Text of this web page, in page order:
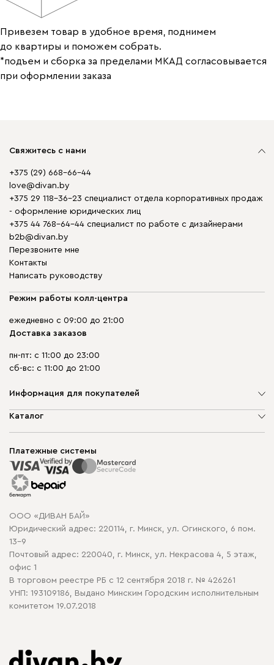
Привезем товар в удобное время, поднимем
до квартиры и поможем собрать.
*подъем и сборка за пределами МКАД согласовывается
при оформлении заказа
Свяжитесь с нами
+375 (29) 668-66-44
love@divan.by
+375 29 118-36-23 специалист отдела корпоративных продаж
- оформление юридических лиц
+375 44 768-64-44 специалист по работе с дизайнерами
b2b@divan.by
Перезвоните мне
Контакты
Написать руководству
Режим работы колл-центра
ежедневно с 09:00 до 21:00
Доставка заказов
пн-пт: с 11:00 до 23:00
сб-вс: с 11:00 до 21:00
Информация для покупателей
О компании
Способы оплаты
Рассрочка и кредит
Гарантия
Карта сайта
Политика конфиденциальности
Политика в отношении обработки cookie
Каталог
Корпусная мебель
Распродажа мебели
Платежные системы
ООО «ДИВАН БАЙ»
Юридический адрес: 220114, г. Минск, ул. Огинского, 6 пом.
13-9
Почтовый адрес: 220040, г. Минск, ул. Некрасова 4, 5 этаж,
офис 1
В торговом реестре РБ с 12 сентября 2018 г. № 426261
УНП: 193109186, Выдано Минским Городским исполнительным
комитетом 19.07.2018